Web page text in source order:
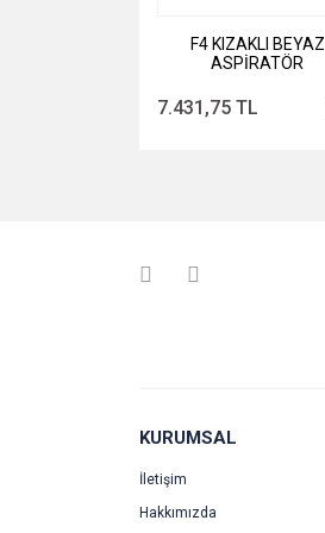
F4 KIZAKLI BEYAZ
ASPİRATÖR
7.431,75 TL
KURUMSAL
İletişim
Hakkımızda